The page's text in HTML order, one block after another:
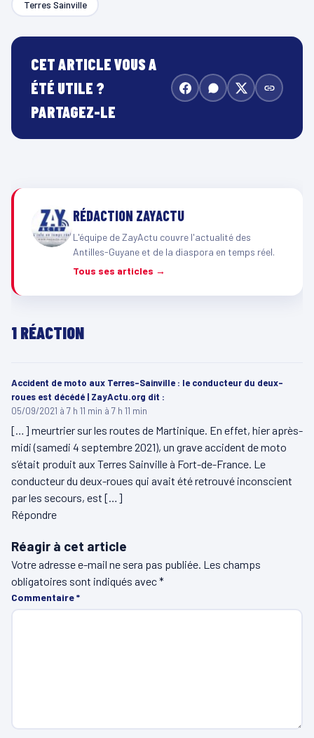
Terres Sainville
CET ARTICLE VOUS A
ÉTÉ UTILE ?
PARTAGEZ-LE
RÉDACTION ZAYACTU
L'équipe de ZayActu couvre l'actualité des
Antilles-Guyane et de la diaspora en temps réel.
Tous ses articles →
1 RÉACTION
Accident de moto aux Terres-Sainville : le conducteur du deux-
roues est décédé | ZayActu.org dit :
05/09/2021 à 7 h 11 min à 7 h 11 min
[…] meurtrier sur les routes de Martinique. En effet, hier après-
midi (samedi 4 septembre 2021), un grave accident de moto
s’était produit aux Terres Sainville à Fort-de-France. Le
conducteur du deux-roues qui avait été retrouvé inconscient
par les secours, est […]
Répondre
Réagir à cet article
Votre adresse e-mail ne sera pas publiée. Les champs
obligatoires sont indiqués avec*
Commentaire*